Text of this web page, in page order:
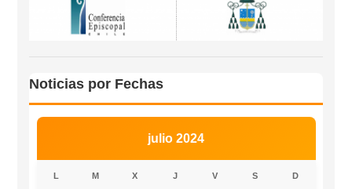
Noticias por Fechas
julio 2024
L M X J V S D